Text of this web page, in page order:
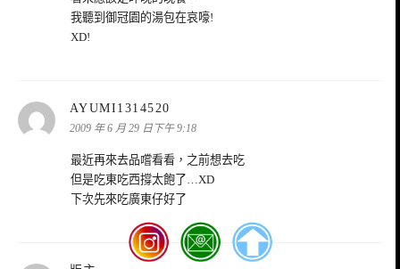
我聽到御冠園的湯包在哀嚎!
XD!
AYUMI1314520
示:
2009 年 6 月 29 日下午 9:18
最近再來去品嚐看看，之前想去吃
但是吃東吃西撐太飽了…XD
下次先來吃廣東仔好了